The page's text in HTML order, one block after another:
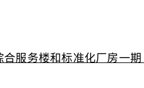
服务楼和标准化厂房一